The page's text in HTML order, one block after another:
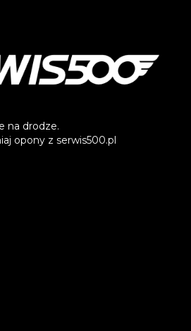
na drodze.
opony z serwis500.pl